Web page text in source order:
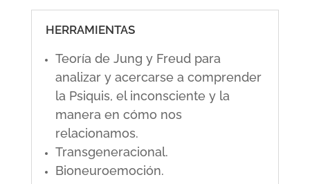
HERRAMIENTAS
Teoría de Jung y Freud para
analizar y acercarse a comprender
la Psiquis, el inconsciente y la
manera en cómo nos
relacionamos.
Transgeneracional.
Bioneuroemoción.